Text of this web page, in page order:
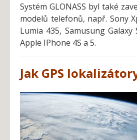
Systém GLONASS byl také
modelů telefonů, např. Sony
Lumia 435, Samusung
Apple IPhone 4S a 5.
Jak GPS lokalizátor